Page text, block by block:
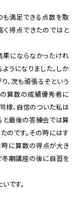
も満足できる点数を取
く得点できたのではと
にならなかったけれ
うになりました。しか
、次も頑張るぞという
算数の成績優秀者に
様、自信のついた私は
と最後の答練会では算
のです。その時にはす
時に算数の得点が大き
冬期講座の後に自習を
です。